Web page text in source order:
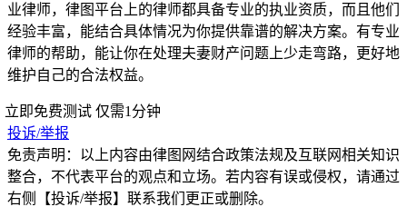
业律师，律图平台上的律师都具备专业的执业资质，而且他们
经验丰富，能结合具体情况为你提供靠谱的解决方案。有专业
律师的帮助，能让你在处理夫妻财产问题上少走弯路，更好地
维护自己的合法权益。
立即免费测试 仅需1分钟
投诉/举报
免责声明：以上内容由律图网结合政策法规及互联网相关知识
整合，不代表平台的观点和立场。若内容有误或侵权，请通过
右侧【投诉/举报】联系我们更正或删除。